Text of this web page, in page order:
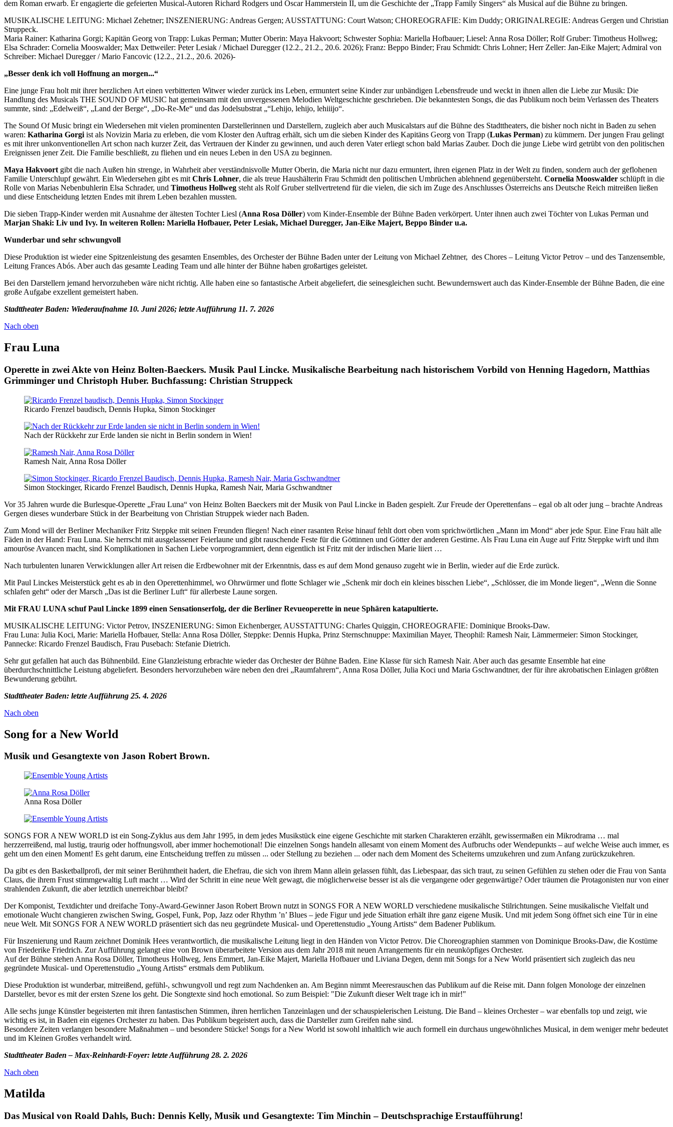
dem Roman erwarb. Er engagierte die gefeierten Musical-Autoren Richard Rodgers und Oscar Hammerstein II, um die Geschichte der „Trapp Family Singers“ als Musical auf die Bühne zu bringen.
MUSIKALISCHE LEITUNG: Michael Zehetner; INSZENIERUNG: Andreas Gergen; AUSSTATTUNG: Court Watson; CHOREOGRAFIE: Kim Duddy; ORIGINALREGIE: Andreas Gergen und Christian
Struppeck.
Maria Rainer: Katharina Gorgi; Kapitän Georg von Trapp: Lukas Perman; Mutter Oberin: Maya Hakvoort; Schwester Sophia: Mariella Hofbauer; Liesel: Anna Rosa Döller; Rolf Gruber: Timotheus Hollweg;
Elsa Schrader: Cornelia Mooswalder; Max Dettweiler: Peter Lesiak / Michael Duregger (12.2., 21.2., 20.6. 2026); Franz: Beppo Binder; Frau Schmidt: Chris Lohner; Herr Zeller: Jan-Eike Majert; Admiral von
Schreiber: Michael Duregger / Mario Fancovic (12.2., 21.2., 20.6. 2026)-
„Besser denk ich voll Hoffnung an morgen...“
Eine junge Frau holt mit ihrer herzlichen Art einen verbitterten Witwer wieder zurück ins Leben, ermuntert seine Kinder zur unbändigen Lebensfreude und weckt in ihnen allen die Liebe zur Musik: Die
Handlung des Musicals THE SOUND OF MUSIC hat gemeinsam mit den unvergessenen Melodien Weltgeschichte geschrieben. Die bekanntesten Songs, die das Publikum noch beim Verlassen des Theaters
summte, sind: „Edelweiß“, „Land der Berge“, „Do-Re-Me“ und das Jodelsubstrat „“Lehijo, lehijo, lehiiijo“.
The Sound Of Music bringt ein Wiedersehen mit vielen prominenten Darstellerinnen und Darstellern, zugleich aber auch Musicalstars auf die Bühne des Stadttheaters, die bisher noch nicht in Baden zu sehen
waren: Katharina Gorgi ist als Novizin Maria zu erleben, die vom Kloster den Auftrag erhält, sich um die sieben Kinder des Kapitäns Georg von Trapp (Lukas Perman) zu kümmern. Der jungen Frau gelingt
es mit ihrer unkonventionellen Art schon nach kurzer Zeit, das Vertrauen der Kinder zu gewinnen, und auch deren Vater erliegt schon bald Marias Zauber. Doch die junge Liebe wird getrübt von den politischen
Ereignissen jener Zeit. Die Familie beschließt, zu fliehen und ein neues Leben in den USA zu beginnen.
Maya Hakvoort gibt die nach Außen hin strenge, in Wahrheit aber verständnisvolle Mutter Oberin, die Maria nicht nur dazu ermuntert, ihren eigenen Platz in der Welt zu finden, sondern auch der geflohenen
Familie Unterschlupf gewährt. Ein Wiedersehen gibt es mit Chris Lohner, die als treue Haushälterin Frau Schmidt den politischen Umbrüchen ablehnend gegenübersteht. Cornelia Mooswalder schlüpft in die
Rolle von Marias Nebenbuhlerin Elsa Schrader, und Timotheus Hollweg steht als Rolf Gruber stellvertretend für die vielen, die sich im Zuge des Anschlusses Österreichs ans Deutsche Reich mitreißen ließen
und diese Entscheidung letzten Endes mit ihrem Leben bezahlen mussten.
Die sieben Trapp-Kinder werden mit Ausnahme der ältesten Tochter Liesl (Anna Rosa Döller) vom Kinder-Ensemble der Bühne Baden verkörpert. Unter ihnen auch zwei Töchter von Lukas Perman und
Marjan Shaki: Liv und Ivy. In weiteren Rollen: Mariella Hofbauer, Peter Lesiak, Michael Duregger, Jan-Eike Majert, Beppo Binder u.a.
Wunderbar und sehr schwungvoll
Diese Produktion ist wieder eine Spitzenleistung des gesamten Ensembles, des Orchester der Bühne Baden unter der Leitung von Michael Zehtner, des Chores – Leitung Victor Petrov – und des Tanzensemble,
Leitung Frances Abós. Aber auch das gesamte Leading Team und alle hinter der Bühne haben großartiges geleistet.
Bei den Darstellern jemand hervorzuheben wäre nicht richtig. Alle haben eine so fantastische Arbeit abgeliefert, die seinesgleichen sucht. Bewundernswert auch das Kinder-Ensemble der Bühne Baden, die eine
große Aufgabe exzellent gemeistert haben.
Stadttheater Baden: Wiederaufnahme 10. Juni 2026; letzte Aufführung 11. 7. 2026
Nach oben
Frau Luna
Operette in zwei Akte von Heinz Bolten-Baeckers. Musik Paul Lincke. Musikalische Bearbeitung nach historischem Vorbild von Henning Hagedorn, Matthias
Grimminger und Christoph Huber. Buchfassung: Christian Struppeck
Ricardo Frenzel baudisch, Dennis Hupka, Simon Stockinger
Nach der Rückkehr zur Erde landen sie nicht in Berlin sondern in Wien!
Ramesh Nair, Anna Rosa Döller
Simon Stockinger, Ricardo Frenzel Baudisch, Dennis Hupka, Ramesh Nair, Maria Gschwandtner
Vor 35 Jahren wurde die Burlesque-Operette „Frau Luna“ von Heinz Bolten Baeckers mit der Musik von Paul Lincke in Baden gespielt. Zur Freude der Operettenfans – egal ob alt oder jung – brachte Andreas
Gergen dieses wunderbare Stück in der Bearbeitung von Christian Struppek wieder nach Baden.
Zum Mond will der Berliner Mechaniker Fritz Steppke mit seinen Freunden fliegen! Nach einer rasanten Reise hinauf fehlt dort oben vom sprichwörtlichen „Mann im Mond“ aber jede Spur. Eine Frau hält alle
Fäden in der Hand: Frau Luna. Sie herrscht mit ausgelassener Feierlaune und gibt rauschende Feste für die Göttinnen und Götter der anderen Gestirne. Als Frau Luna ein Auge auf Fritz Steppke wirft und ihm
amouröse Avancen macht, sind Komplikationen in Sachen Liebe vorprogrammiert, denn eigentlich ist Fritz mit der irdischen Marie liiert …
Nach turbulenten lunaren Verwicklungen aller Art reisen die Erdbewohner mit der Erkenntnis, dass es auf dem Mond genauso zugeht wie in Berlin, wieder auf die Erde zurück.
Mit Paul Linckes Meisterstück geht es ab in den Operettenhimmel, wo Ohrwürmer und flotte Schlager wie „Schenk mir doch ein kleines bisschen Liebe“, „Schlösser, die im Monde liegen“, „Wenn die Sonne
schlafen geht“ oder der Marsch „Das ist die Berliner Luft“ für allerbeste Laune sorgen.
Mit FRAU LUNA schuf Paul Lincke 1899 einen Sensationserfolg, der die Berliner Revueoperette in neue Sphären katapultierte.
MUSIKALISCHE LEITUNG: Victor Petrov, INSZENIERUNG: Simon Eichenberger, AUSSTATTUNG: Charles Quiggin, CHOREOGRAFIE: Dominique Brooks-Daw.
Frau Luna: Julia Koci, Marie: Mariella Hofbauer, Stella: Anna Rosa Döller, Steppke: Dennis Hupka, Prinz Sternschnuppe: Maximilian Mayer, Theophil: Ramesh Nair, Lämmermeier: Simon Stockinger,
Pannecke: Ricardo Frenzel Baudisch, Frau Pusebach: Stefanie Dietrich.
Sehr gut gefallen hat auch das Bühnenbild. Eine Glanzleistung erbrachte wieder das Orchester der Bühne Baden. Eine Klasse für sich Ramesh Nair. Aber auch das gesamte Ensemble hat eine
überdurchschnittliche Leistung abgeliefert. Besonders hervorzuheben wäre neben den drei „Raumfahrern“, Anna Rosa Döller, Julia Koci und Maria Gschwandtner, der für ihre akrobatischen Einlagen größten
Bewunderung gebührt.
Stadttheater Baden: letzte Aufführung 25. 4. 2026
Nach oben
Song for a New World
Musik und Gesangtexte von Jason Robert Brown.
Anna Rosa Döller
SONGS FOR A NEW WORLD ist ein Song-Zyklus aus dem Jahr 1995, in dem jedes Musikstück eine eigene Geschichte mit starken Charakteren erzählt, gewissermaßen ein Mikrodrama … mal
herzzerreißend, mal lustig, traurig oder hoffnungsvoll, aber immer hochemotional! Die einzelnen Songs handeln allesamt von einem Moment des Aufbruchs oder Wendepunkts – auf welche Weise auch immer, es
geht um den einen Moment! Es geht darum, eine Entscheidung treffen zu müssen ... oder Stellung zu beziehen ... oder nach dem Moment des Scheiterns umzukehren und zum Anfang zurückzukehren.
Da gibt es den Basketballprofi, der mit seiner Berühmtheit hadert, die Ehefrau, die sich von ihrem Mann allein gelassen fühlt, das Liebespaar, das sich traut, zu seinen Gefühlen zu stehen oder die Frau von Santa
Claus, die ihrem Frust stimmgewaltig Luft macht … Wird der Schritt in eine neue Welt gewagt, die möglicherweise besser ist als die vergangene oder gegenwärtige? Oder träumen die Protagonisten nur von einer
strahlenden Zukunft, die aber letztlich unerreichbar bleibt?
Der Komponist, Textdichter und dreifache Tony-Award-Gewinner Jason Robert Brown nutzt in SONGS FOR A NEW WORLD verschiedene musikalische Stilrichtungen. Seine musikalische Vielfalt und
emotionale Wucht changieren zwischen Swing, Gospel, Funk, Pop, Jazz oder Rhythm ’n’ Blues – jede Figur und jede Situation erhält ihre ganz eigene Musik. Und mit jedem Song öffnet sich eine Tür in eine
neue Welt. Mit SONGS FOR A NEW WORLD präsentiert sich das neu gegründete Musical- und Operettenstudio „Young Artists“ dem Badener Publikum.
Für Inszenierung und Raum zeichnet Dominik Hees verantwortlich, die musikalische Leitung liegt in den Händen von Victor Petrov. Die Choreographien stammen von Dominique Brooks-Daw, die Kostüme
von Friederike Friedrich. Zur Aufführung gelangt eine von Brown überarbeitete Version aus dem Jahr 2018 mit neuen Arrangements für ein neunköpfiges Orchester.
Auf der Bühne stehen Anna Rosa Döller, Timotheus Hollweg, Jens Emmert, Jan-Eike Majert, Mariella Hofbauer und Liviana Degen, denn mit Songs for a New World präsentiert sich zugleich das neu
gegründete Musical- und Operettenstudio „Young Artists“ erstmals dem Publikum.
Diese Produktion ist wunderbar, mitreißend, gefühl-, schwungvoll und regt zum Nachdenken an. Am Beginn nimmt Meeresrauschen das Publikum auf die Reise mit. Dann folgen Monologe der einzelnen
Darsteller, bevor es mit der ersten Szene los geht. Die Songtexte sind hoch emotional. So zum Beispiel: "Die Zukunft dieser Welt trage ich in mir!"
Alle sechs junge Künstler begeisterten mit ihren fantastischen Stimmen, ihren herrlichen Tanzeinlagen und der schauspielerischen Leistung. Die Band – kleines Orchester – war ebenfalls top und zeigt, wie
wichtig es ist, in Baden ein eigenes Orchester zu haben. Das Publikum begeistert auch, dass die Darsteller zum Greifen nahe sind.
Besondere Zeiten verlangen besondere Maßnahmen – und besondere Stücke! Songs for a New World ist sowohl inhaltlich wie auch formell ein durchaus ungewöhnliches Musical, in dem weniger mehr bedeutet
und im Kleinen Großes verhandelt wird.
Stadttheater Baden – Max-Reinhardt-Foyer: letzte Aufführung 28. 2. 2026
Nach oben
Matilda
Das Musical von Roald Dahls, Buch: Dennis Kelly, Musik und Gesangtexte: Tim Minchin – Deutschsprachige Erstaufführung!